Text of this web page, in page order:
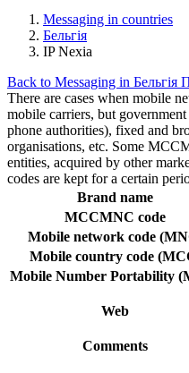
Messaging in countries
Бельгія
IP Nexia
Back to Messaging in Бельгія
There are cases when mobile
mobile carriers, but
phone authorities), fixed and
organisations, etc. Some
entities, acquired by other
codes are kept for a certain
Brand name
MCCMNC code
Mobile network code
Mobile country code
Mobile Number Portability
Web
Comments